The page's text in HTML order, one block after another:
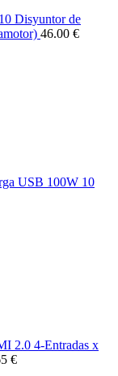
Disyuntor de
46.00 €
USB 100W 10
2.0 4-Entradas x
€